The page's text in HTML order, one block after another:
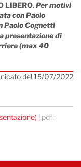
LIBERO. Per motivi
con Paolo
Paolo Cognetti
presentazione di
(max 40
del 15/07/2022
[.pdf :